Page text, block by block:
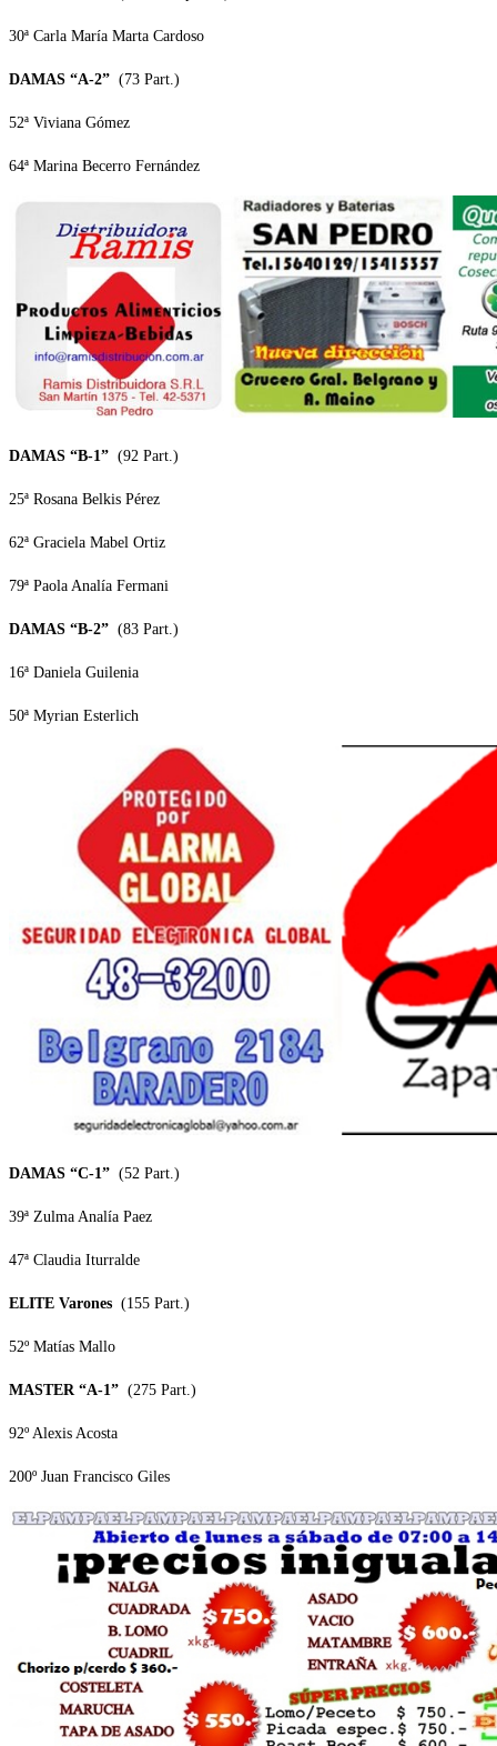
30ª Carla María Marta Cardoso
DAMAS “A-2” (73 Part.)
52ª Viviana Gómez
64ª Marina Becerro Fernández
DAMAS “B-1” (92 Part.)
25ª Rosana Belkis Pérez
62ª Graciela Mabel Ortiz
79ª Paola Analía Fermani
DAMAS “B-2” (83 Part.)
16ª Daniela Guilenia
50ª Myrian Esterlich
DAMAS “C-1” (52 Part.)
39ª Zulma Analía Paez
47ª Claudia Iturralde
ELITE Varones (155 Part.)
52º Matías Mallo
MASTER “A-1” (275 Part.)
92º Alexis Acosta
200º Juan Francisco Giles